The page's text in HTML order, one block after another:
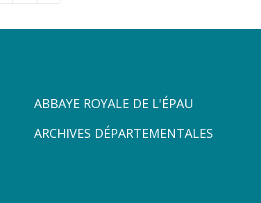
ZONE
3
ABBAYE ROYALE DE L'ÉPAU
ARCHIVES DÉPARTEMENTALES